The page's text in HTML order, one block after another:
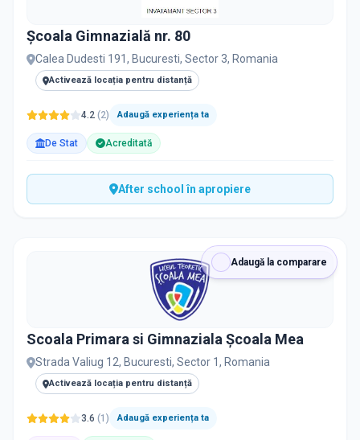
Școala Gimnazială nr. 80
Calea Dudesti 191, Bucuresti, Sector 3, Romania
Activează locația pentru distanță
4.2 (2) Adaugă experiența ta
De Stat Acreditată
After school în apropiere
Adaugă la comparare
Scoala Primara si Gimnaziala Școala Mea
Strada Valiug 12, Bucuresti, Sector 1, Romania
Activează locația pentru distanță
3.6 (1 ) Adaugă experiența ta